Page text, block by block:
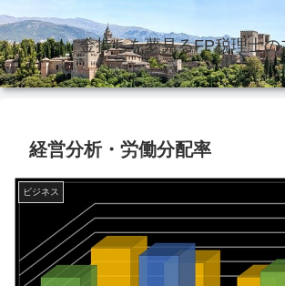
金持ちを夢見るFP税理士の
経営分析・労働分配率
ビジネス